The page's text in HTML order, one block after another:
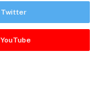
Twitter
YouTube